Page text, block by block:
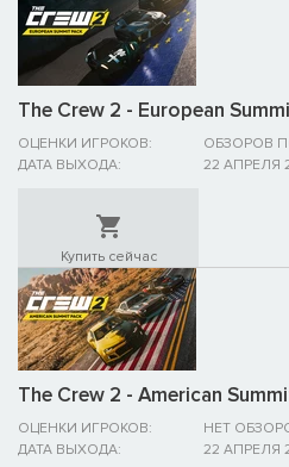
The Crew 2 - European
ОЦЕНКИ ИГРОКОВ:
ОБЗОРОВ
ДАТА ВЫХОДА:
22 АПРЕЛЯ
Купить сейчас
The Crew 2 - American
ОЦЕНКИ ИГРОКОВ:
НЕТ
ДАТА ВЫХОДА:
22 АПРЕЛЯ